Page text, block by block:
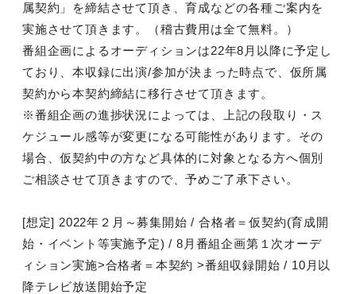
属契約」を締結させて頂き、育成などの各種ご案内を
実施させて頂きます。（稽古費用は全て無料。）
番組企画によるオーディションは22年8月以降に予定し
ており、本収録に出演/参加が決まった時点で、仮所属
契約から本契約締結に移行させて頂きます。
※番組企画の進捗状況によっては、上記の段取り・ス
ケジュール感等が変更になる可能性があります。その
場合、仮契約中の方など具体的に対象となる方へ個別
ご相談させて頂きますので、予めご了承下さい。
[想定] 2022年２月～募集開始 / 合格者＝仮契約(育成開
始・イベント等実施予定) / 8月番組企画第１次オーデ
ィション実施>合格者＝本契約 >番組収録開始 / 10月以
降テレビ放送開始予定